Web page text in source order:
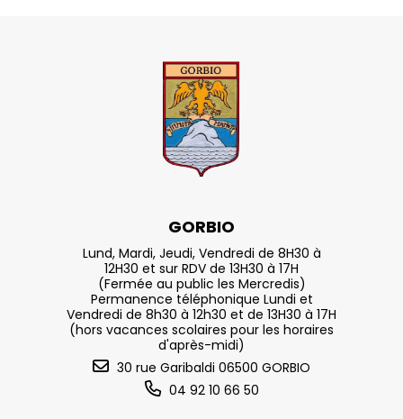
GORBIO
Lund, Mardi, Jeudi, Vendredi de 8H30 à
12H30 et sur RDV de 13H30 à 17H
(Fermée au public les Mercredis)
Permanence téléphonique Lundi et
Vendredi de 8h30 à 12h30 et de 13H30 à 17H
(hors vacances scolaires pour les horaires
d'après-midi)
30 rue Garibaldi 06500 GORBIO
04 92 10 66 50